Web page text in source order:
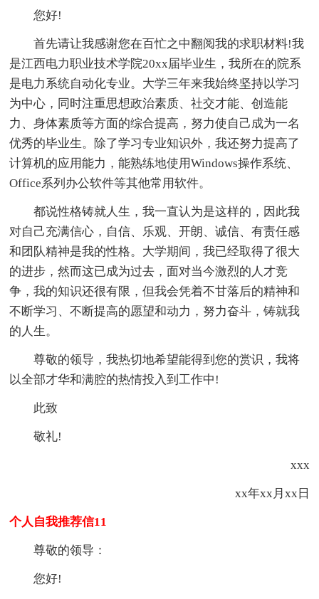
您好!
首先请让我感谢您在百忙之中翻阅我的求职材料!我
是江西电力职业技术学院20xx届毕业生，我所在的院系
是电力系统自动化专业。大学三年来我始终坚持以学习
为中心，同时注重思想政治素质、社交才能、创造能
力、身体素质等方面的综合提高，努力使自己成为一名
优秀的毕业生。除了学习专业知识外，我还努力提高了
计算机的应用能力，能熟练地使用Windows操作系统、
Office系列办公软件等其他常用软件。
都说性格铸就人生，我一直认为是这样的，因此我
对自己充满信心，自信、乐观、开朗、诚信、有责任感
和团队精神是我的性格。大学期间，我已经取得了很大
的进步，然而这已成为过去，面对当今激烈的人才竞
争，我的知识还很有限，但我会凭着不甘落后的精神和
不断学习、不断提高的愿望和动力，努力奋斗，铸就我
的人生。
尊敬的领导，我热切地希望能得到您的赏识，我将
以全部才华和满腔的热情投入到工作中!
此致
敬礼!
xxx
xx年xx月xx日
个人自我推荐信11
尊敬的领导：
您好!